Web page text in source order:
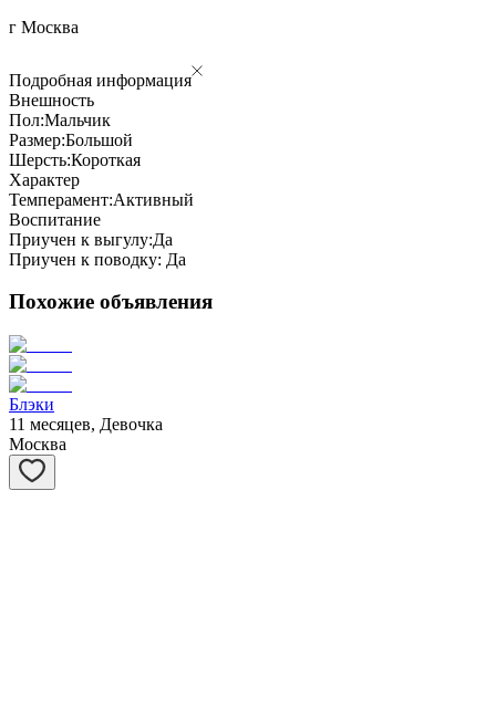
г Москва
Подробная информация
Внешность
Пол:Мальчик
Размер:Большой
Шерсть:Короткая
Характер
Темперамент:Активный
Воспитание
Приучен к выгулу:Да
Приучен к поводку: Да
Похожие объявления
Блэки
11 месяцев, Девочка
Москва